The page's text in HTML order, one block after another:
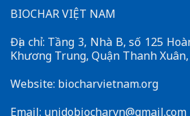
2035,
nhìn
đến
năm
Nền
thải
trọt
đốt
liệu
sản
than
BIOCHAR VIỆT NAM
Địa chỉ: Tầng 3, Nhà B, số 125
Khương Trung, Quận Thanh
Website: biocharvietnam.org
Email: unidobiocharvn@gmail.com